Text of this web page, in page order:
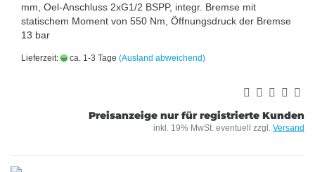
mm, Oel-Anschluss 2xG1/2 BSPP, integr. Bremse mit
statischem Moment von 550 Nm, Öffnungsdruck der Bremse
13 bar
Lieferzeit: ca. 1-3 Tage (Ausland abweichend)
Preisanzeige nur für registrierte Kunden
inkl. 19% MwSt. eventuell zzgl. Versand